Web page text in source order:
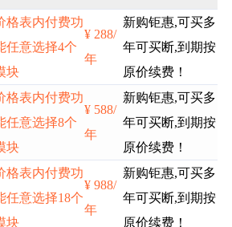
格表内付费功
任意选择4个
块
¥ 288/
年
新购钜惠,可买多
年可买断,到期按
原价续费！
格表内付费功
任意选择8个
块
¥ 588/
年
新购钜惠,可买多
年可买断,到期按
原价续费！
格表内付费功
任意选择18个
块
¥ 988/
年
新购钜惠,可买多
年可买断,到期按
原价续费！